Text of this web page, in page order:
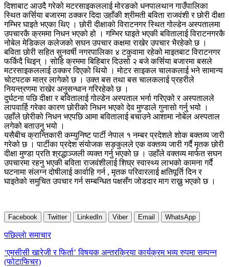
दिशाबाट आउदै गरेको मटरसाइकललाई मोरङको धनपालथान गाउँपालिका
स्थित कर्सिया बजारमा ठक्कर दिदा उहाँकी श्रीमती बविता राजवंशी र छोरी दीक्षा
गम्भिर घाइते भएका थिए । छोरी दीक्षाको विराटनगर स्थित गोल्डेन अस्पतालमा
उपचारकै क्रममा निधन भएको हो । गम्भिर घाइते भएकी बवितालाई विराटनगरकै
नोबेल मेडिकल कलेजको सघन उपचार कक्षमा राखेर उपचार भैरहेको छ ।
बविता छोरी सहित सुनवर्षी नगरपालिका ४ टकुवामा रहेको माइतबाट विराटनगर
फर्किदै थिइन् । सोहि क्रममा बिहिबार दिउसो २ बजे कर्सिया बजारमा बसले
मटरसाइकललाई ठक्कर दिएको थियो । मोटर साइकल चालकलाई भने सामान्य
चोटपटक मात्र लागेको छ । उक्त बस तथा बस चालकलाई प्रहरीले
नियन्त्रणमा राखेर अनुसन्धान गरिरहेको छ ।
दुर्घटना पछि दीक्षा र बवितालाई गोल्डेन अस्पताल भर्ना गरिएको र अस्पतालले
लापवार्हि गरेका कारण छोरीको निधन भएको देव मुण्डाले गुनासो गर्नु भयो ।
उहाँले छोरीको निधन भएपछि आमा बवितालाई बचाउने आशामा नोबेल अस्पताल
लगेको बताउनु भयो ।
यसैबीच क्रान्तिकारी कम्युनिष्ट पार्टी नेपाल १ नम्बर प्रदेशले शोक बक्तव्य जारी
गरेको छ । पार्टीका प्रदेश संयोजक सङ्कुलले एक वक्तव्य जारी गर्दै मृतक छोरी
दीक्षा मुण्डा प्रति श्रद्धाञ्जली व्यक्त गर्नु भएको छ । उहाँले वक्तव्य मार्फत सघन
उपचारमा रहनु भएकी बविता राजवंशीलाई शिघ्र स्वास्थ्य लाभको कामना गर्दै
घटनामा संलग्न दोषीलाई कार्वाहि गर्न , मृतक परिवारलाई क्षतिपूर्ति दिन र
घाइतेको समुचित उपचार गर्न सम्बन्धित पक्षसँग जोडदार माग राख्नु भएको छ ।
Facebook Twitter LinkedIn Viber Email WhatsApp
Post
navigation
पछिल्लाे समाचार
‘एमसीसी खारेजी र फिर्ता’ विषयक अन्तरक्रिया कार्यक्रम भव्य रुपमा सम्पन्न
(फोटाफिचर)